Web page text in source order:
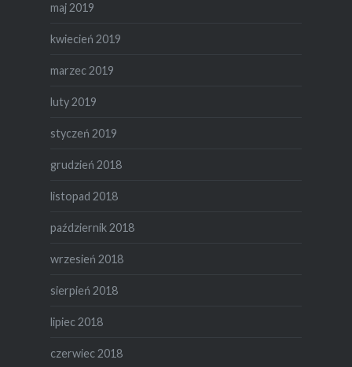
maj 2019
kwiecień 2019
marzec 2019
luty 2019
styczeń 2019
grudzień 2018
listopad 2018
październik 2018
wrzesień 2018
sierpień 2018
lipiec 2018
czerwiec 2018